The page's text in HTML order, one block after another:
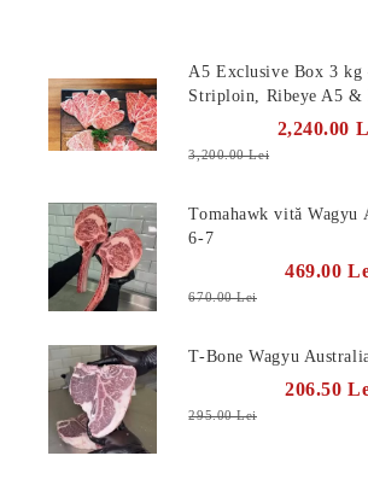
A5 Exclusive Box 3 kg
Striploin, Ribeye A5 &
2,240.00
3,200.00 Lei
Tomahawk vită Wagyu
6-7
469.00
670.00 Lei
T-Bone Wagyu
206.50
295.00 Lei